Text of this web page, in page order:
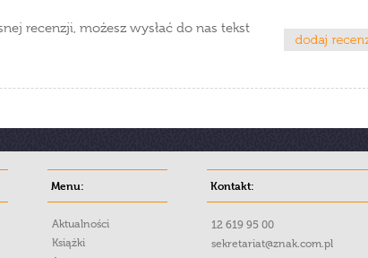
recenzji, możesz wysłać do nas tekst
Menu:
Aktualności
Książki
Kontakt:
12 619 95 00
sekretariat@znak.com.pl